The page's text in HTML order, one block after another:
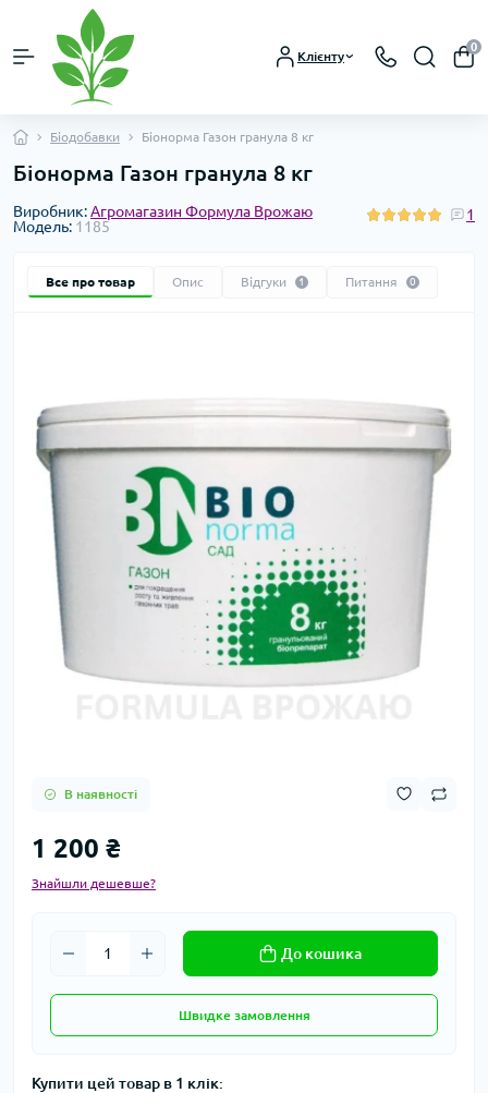
Клієнту
0
Біодобавки Біонорма Газон гранула 8 кг
Біонорма Газон гранула 8 кг
Виробник:Агромагазин Формула Врожаю
Модель: 1185
1
Все про товар Опис Відгуки 1 Питання 0
В наявності
1 200 ₴
Знайшли дешевше?
До кошика
Швидке замовлення
Купити цей товар в 1 клік: